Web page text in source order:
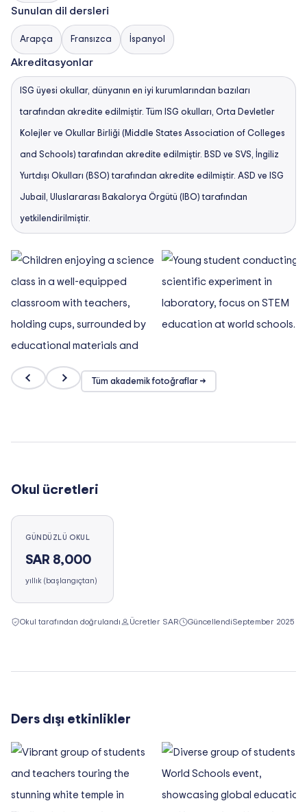
Sunulan dil dersleri
Arapça Fransızca İspanyol
Akreditasyonlar
ISG üyesi okullar, dünyanın en iyi kurumlarından bazıları
tarafından akredite edilmiştir. Tüm ISG okulları, Orta Devletler
Kolejler ve Okullar Birliği (Middle States Association of Colleges
and Schools) tarafından akredite edilmiştir. BSD ve SVS, İngiliz
Yurtdışı Okulları (BSO) tarafından akredite edilmiştir. ASD ve ISG
Jubail, Uluslararası Bakalorya Örgütü (IBO) tarafından
yetkilendirilmiştir.
Tüm akademik fotoğraflar →
Okul ücretleri
GÜNDÜZLÜ OKUL
SAR 8,000
yıllık (başlangıçtan)
Okul tarafından doğrulandı Ücretler SAR GüncellendiSeptember 2025
Ders dışı etkinlikler